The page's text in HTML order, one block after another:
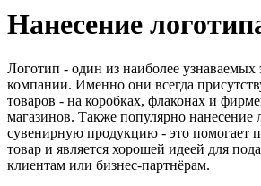
Нанесение
Логотип - один из наиболее
компании. Именно они всегда
товаров - на коробках, флаконах и
магазинов. Также популярно нанесение
сувенирную продукцию - это помогает
товар и является хорошей идеей для
клиентам или бизнес-партнёрам.